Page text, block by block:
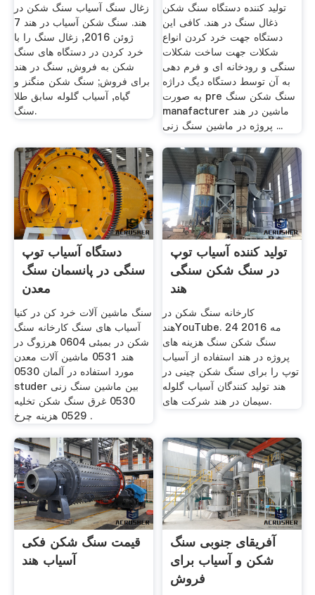
زغال سنگ آسیاب سنگ شکن در
هند. سنگ شکن آسیاب در هند 7
ژوئن 2016, زغال سنگ را با
خرد کردن در دستگاه های سنگ
شکن به فروش, سنگ در هند
برای فروش; سنگ شکن منگنز و
گیاه, آسیاب گلوله سابق طلا
سنگ.
تولید کننده دستگاه سنگ شکن
ذغال سنگ در هند. کافی این
دستگاه جهت خرد کردن انواع
شکلات جهت ساخت شکلات
سنگی و رودخانه ای و فرم دهی
به آن توسط دستگاه دیگ دراژه
به صورت pre سنگ شکن سنگ
manafacturer ماشین در هند
پروژه در ماشین سنگ زنی ...
دستگاه آسیاب توپ
سنگی در پانسمان سنگ
معدن
سنگ ماشین آلات خرد کن در کنیا
آسیاب های سنگ کارخانه سنگ
شکن در بمبئی 0604 هرزوگ در
هند 0531 ماشین آلات معدن
مورد استفاده در آلمان 0530
studer بین ماشین سنگ زنی
0530 غرق سنگ شکن تخلیه
0529 هزینه چرخ .
تولید کننده آسیاب توپ
در سنگ شکن سنگی
هند
کارخانه سنگ شکن در
هندYouTube. 24 مه 2016
سنگ شکن سنگ هزینه های
پروژه در هند استفاده از آسیاب
توپ را برای سنگ شکن چینی در
هند تولید کنندگان آسیاب گلوله
سیمان در هند شرکت های.
قیمت سنگ شکن فکی
آسیاب هند
آفریقای جنوبی سنگ
شکن و آسیاب برای
فروش